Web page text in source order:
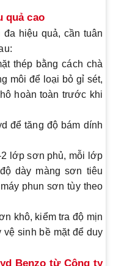
quả cao
hiệu quả, cần tuân
thép bằng cách chà
môi để loại bỏ gỉ sét,
hoàn toàn trước khi
để tăng độ bám dính
lớp sơn phủ, mỗi lớp
dày màng sơn tiêu
phun sơn tùy theo
khô, kiểm tra độ mịn
sinh bề mặt để duy
Benzo từ Công ty